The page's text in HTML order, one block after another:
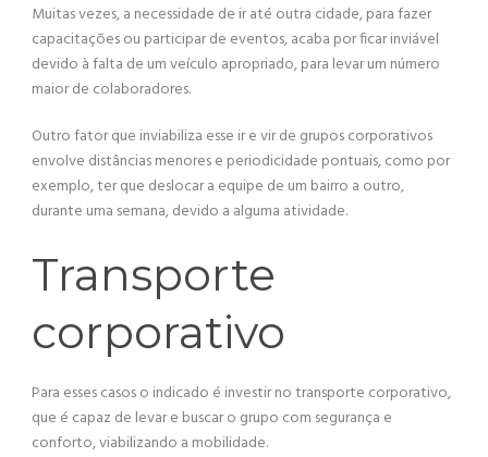
Muitas vezes, a necessidade de ir até outra cidade, para fazer
capacitações ou participar de eventos, acaba por ficar inviável
devido à falta de um veículo apropriado, para levar um número
maior de colaboradores.
Outro fator que inviabiliza esse ir e vir de grupos corporativos
envolve distâncias menores e periodicidade pontuais, como por
exemplo, ter que deslocar a equipe de um bairro a outro,
durante uma semana, devido a alguma atividade.
Transporte
corporativo
Para esses casos o indicado é investir no transporte corporativo,
que é capaz de levar e buscar o grupo com segurança e
conforto, viabilizando a mobilidade.